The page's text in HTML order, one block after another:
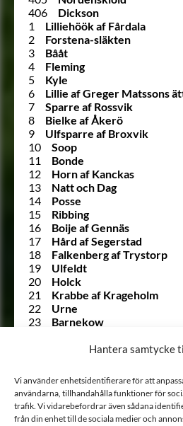
Hantera samtycke
Vi använder enhetsidentifierare för att
användarna, tillhandahålla funktioner för
trafik. Vi vidarebefordrar även sådana
från din enhet till de sociala medier och
406
Dickson
1
Lilliehöök af Fårdala
2
Forstena-släkten
3
Bååt
4
Fleming
5
Kyle
6
Lillie af Greger Matssons
7
Sparre af Rossvik
8
Bielke af Åkerö
9
Ulfsparre af Broxvik
10
Soop
11
Bonde
12
Horn af Kanckas
13
Natt och Dag
14
Posse
15
Ribbing
16
Boije af Gennäs
17
Hård af Segerstad
18
Falkenberg af Trystorp
19
Ulfeldt
20
Holck
21
Krabbe af Krageholm
22
Urne
23
Barnekow
Walkendorff
27
Gädda
28
Bille af Dybeck
29
Gyllenstierna af
30
Lindenov